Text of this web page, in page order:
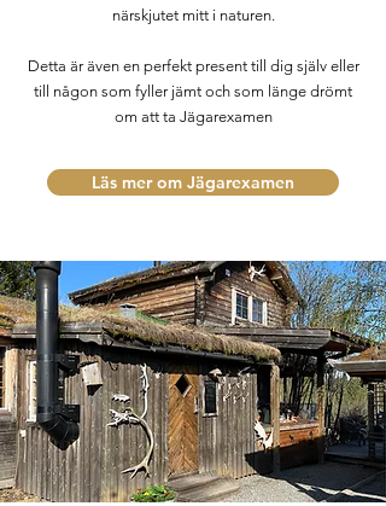
närskjutet mitt i naturen.
Detta är även en perfekt present till dig själv eller
till någon som fyller jämt och som länge drömt
om att ta Jägarexamen
Läs mer om Jägarexamen